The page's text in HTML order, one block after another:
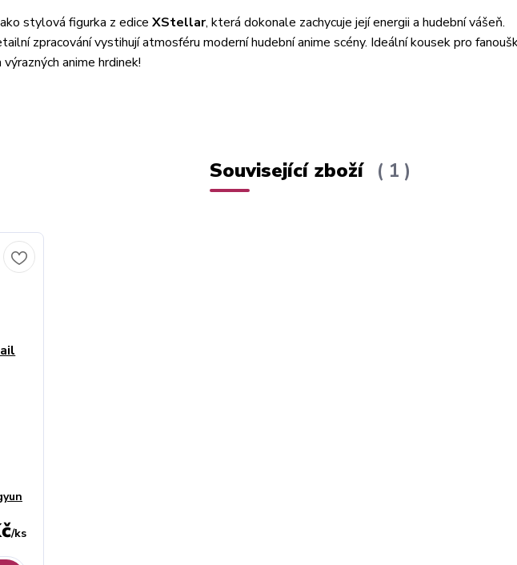
stylová figurka z edice XStellar, která dokonale zachycuje její energii a hudební vášeň.
zpracování vystihují atmosféru moderní hudební anime scény. Ideální kousek pro
anime hrdinek!
Související zboží 1
/ks